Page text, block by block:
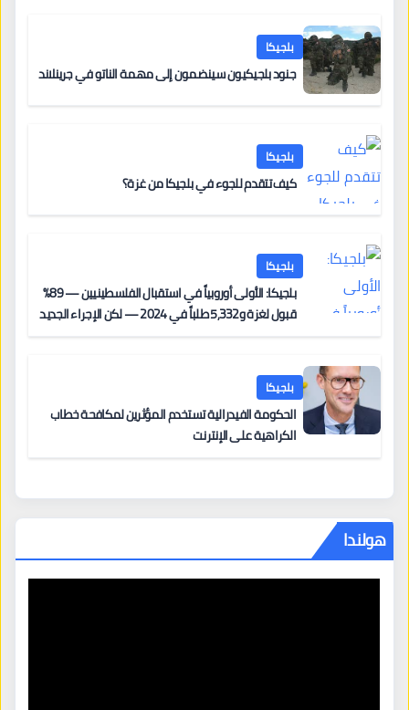
بلجيكا
جنود بلجيكيون سينضمون إلى مهمة الناتو في جرينلاند
بلجيكا
كيف تتقدم للجوء في بلجيكا من غزة؟
بلجيكا
بلجيكا: الأولى أوروبياً في استقبال الفلسطينيين — 89%
قبول لغزة و5,332 طلباً في 2024 — لكن الإجراء الجديد
بلجيكا
الحكومة الفيدرالية تستخدم المؤثرين لمكافحة خطاب
الكراهية على الإنترنت
هولندا